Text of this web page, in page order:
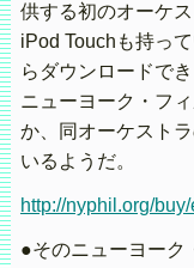
供する初のオーケ
iPod Touchも持っ
らダウンロードで
ニューヨーク・フ
か、同オーケスト
いるようだ。
http://nyphil.org/
●そのニューヨーク